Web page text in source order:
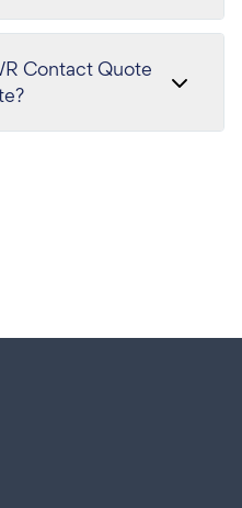
Contact Quote